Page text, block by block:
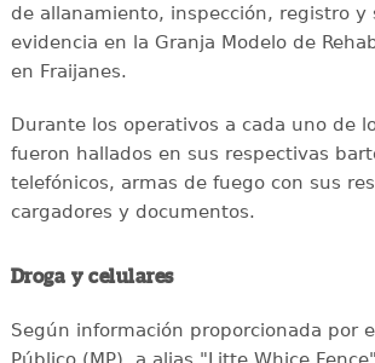
de allanamiento, inspección, registro y
evidencia en la Granja Modelo de
en Fraijanes.
Durante los operativos a cada uno de
fueron hallados en sus respectivas
telefónicos, armas de fuego con sus
cargadores y documentos.
Droga y celulares
Según información proporcionada por